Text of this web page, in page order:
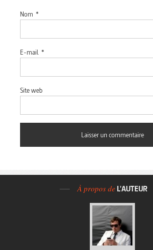
Nom *
E-mail *
Site web
À propos de L'AUTEUR